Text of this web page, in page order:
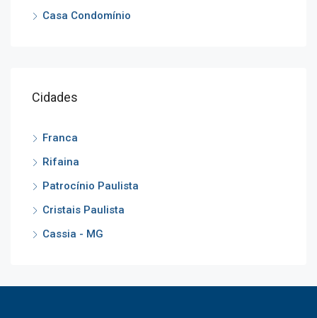
Casa Condomínio
Cidades
Franca
Rifaina
Patrocínio Paulista
Cristais Paulista
Cassia - MG